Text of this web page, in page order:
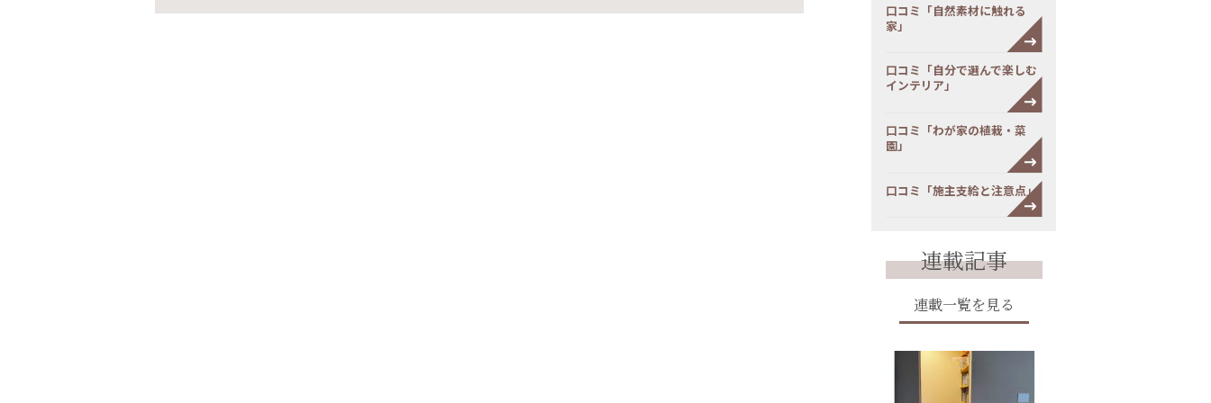
口コミ「自然素材に触れる
家」
口コミ「自分で選んで楽しむ
インテリア」
口コミ「わが家の植栽・菜
園」
口コミ「施主支給と注意点」
連載記事
連載一覧を見る